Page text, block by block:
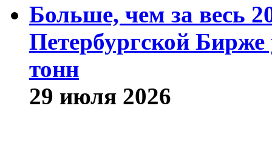
Больше, чем за весь
Петербургской
тонн
29 июля 2026